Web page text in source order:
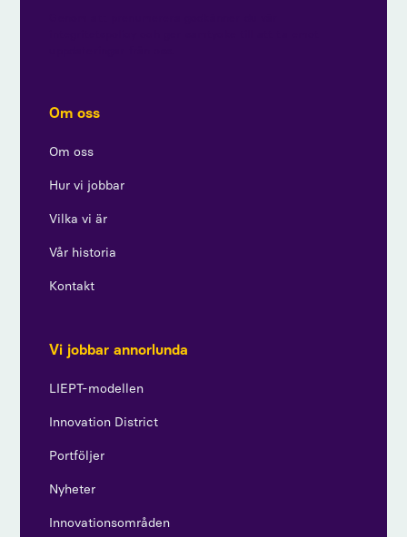
Om oss
Om oss
Hur vi jobbar
Vilka vi är
Vår historia
Kontakt
Vi jobbar annorlunda
LIEPT-modellen
Innovation District
Portföljer
Nyheter
Innovationsområden